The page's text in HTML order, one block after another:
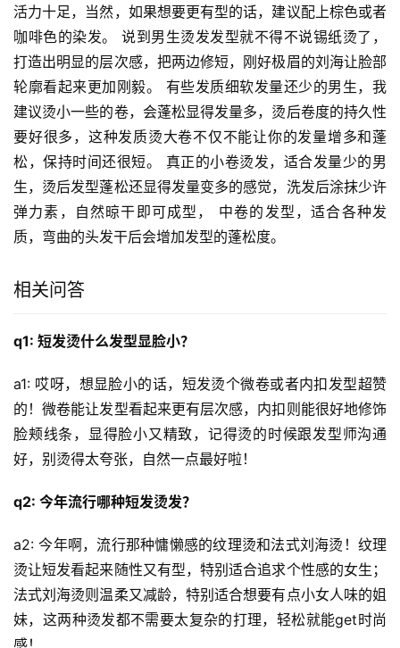
活力十足，当然，如果想要更有型的话，建议配上棕色或者
咖啡色的染发。 说到男生烫发发型就不得不说锡纸烫了，
打造出明显的层次感，把两边修短，刚好极眉的刘海让脸部
轮廓看起来更加刚毅。 有些发质细软发量还少的男生，我
建议烫小一些的卷，会蓬松显得发量多，烫后卷度的持久性
要好很多，这种发质烫大卷不仅不能让你的发量增多和蓬
松，保持时间还很短。 真正的小卷烫发，适合发量少的男
生，烫后发型蓬松还显得发量变多的感觉，洗发后涂抹少许
弹力素，自然晾干即可成型， 中卷的发型，适合各种发
质，弯曲的头发干后会增加发型的蓬松度。
相关问答
q1: 短发烫什么发型显脸小？
a1: 哎呀，想显脸小的话，短发烫个微卷或者内扣发型超赞
的！微卷能让发型看起来更有层次感，内扣则能很好地修饰
脸颊线条，显得脸小又精致，记得烫的时候跟发型师沟通
好，别烫得太夸张，自然一点最好啦！
q2: 今年流行哪种短发烫发？
a2: 今年啊，流行那种慵懒感的纹理烫和法式刘海烫！纹理
烫让短发看起来随性又有型，特别适合追求个性感的女生；
法式刘海烫则温柔又减龄，特别适合想要有点小女人味的姐
妹，这两种烫发都不需要太复杂的打理，轻松就能get时尚
感！